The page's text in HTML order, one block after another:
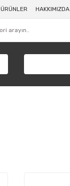
ÜRÜNLER HAKKIMIZDA